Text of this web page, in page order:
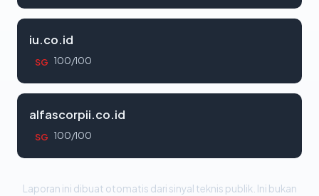
iu.co.id
SG 100/100
alfascorpii.co.id
SG 100/100
Laporan ini dibuat otomatis dari sinyal teknis publik. Ini bukan